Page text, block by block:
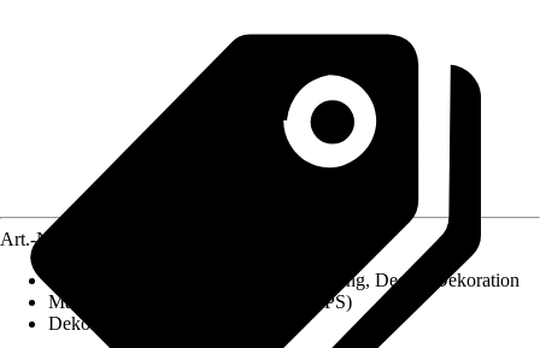
Art.-Nr.
Deckenverkleidung, Decke, Dekoration
Material
Expandiertes Polystyrol (EPS)
Dekor / Muster